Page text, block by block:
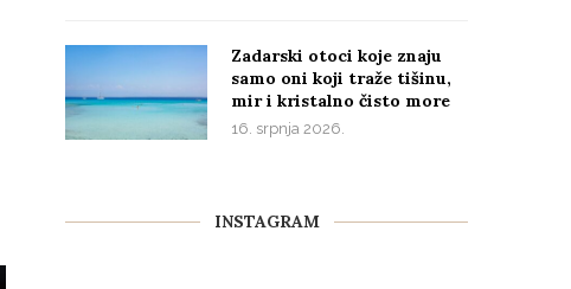
Zadarski otoci koje znaju
samo oni koji traže tišinu,
mir i kristalno čisto more
16. srpnja 2026.
INSTAGRAM